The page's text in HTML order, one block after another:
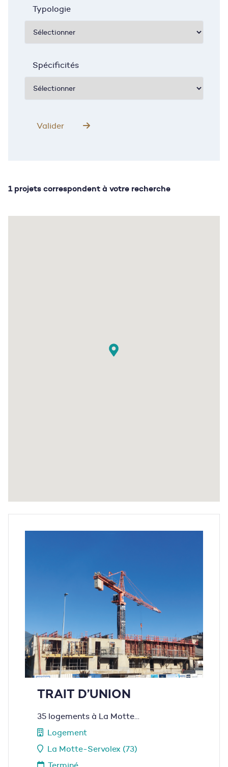
Typologie
Spécificités
1 projets correspondent à votre recherche
TRAIT D’UNION
35 logements à La Motte…
Logement
La Motte-Servolex (73)